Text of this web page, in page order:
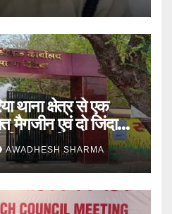
थाना क्षेत्र से एक
मैगजीन एवं दो जिंदा
दिया
AWADHESH SHARMA